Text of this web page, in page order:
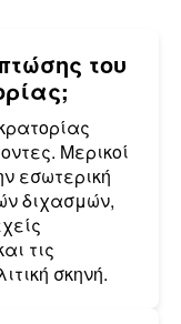
του
Μερικοί
εσωτερική
διχασμών,
τις
σκηνή.